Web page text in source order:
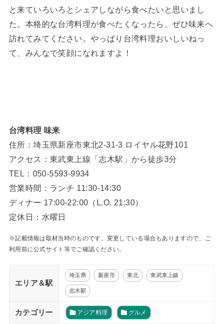
と来ていろいろとシェアしながら食べたいと思いまし
た。本格的な台湾料理が食べたくなったら、ぜひ味来へ
訪れてみてください。やっぱり台湾料理おいしいねっ
て、みんなで笑顔になれますよ！
台湾料理 味来
住所：埼玉県新座市東北2-31-3 ロイヤル花野101
アクセス：東武東上線「志木駅」から徒歩3分
TEL：050-5593-9934
営業時間：ランチ 11:30-14:30
ディナー 17:00-22:00（L.O. 21:30）
定休日：水曜日
※記載情報は取材当時のものです。変更している場合もありますので、ご
利用前に公式サイト等でご確認ください。
エリア＆駅
埼玉県 新座市 東北 東武東上線
志木駅
カテゴリー アジア料理 グルメ